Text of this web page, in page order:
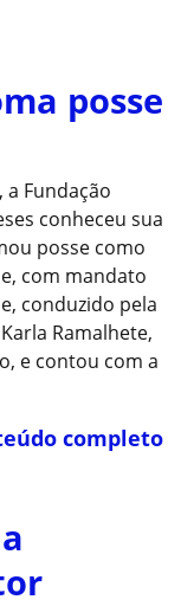
posse
Fundação
conheceu sua
posse como
com mandato
conduzido pela
Ramalhete,
e contou com a
completo